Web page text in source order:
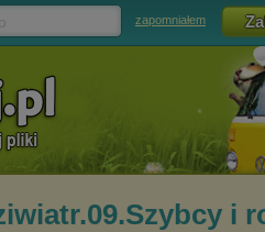
zapomniałem
i